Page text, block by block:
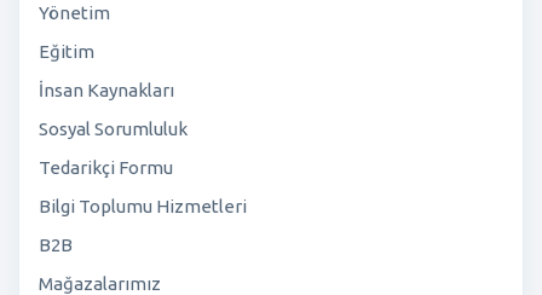
Yönetim
Eğitim
İnsan Kaynakları
Sosyal Sorumluluk
Tedarikçi Formu
Bilgi Toplumu Hizmetleri
B2B
Mağazalarımız